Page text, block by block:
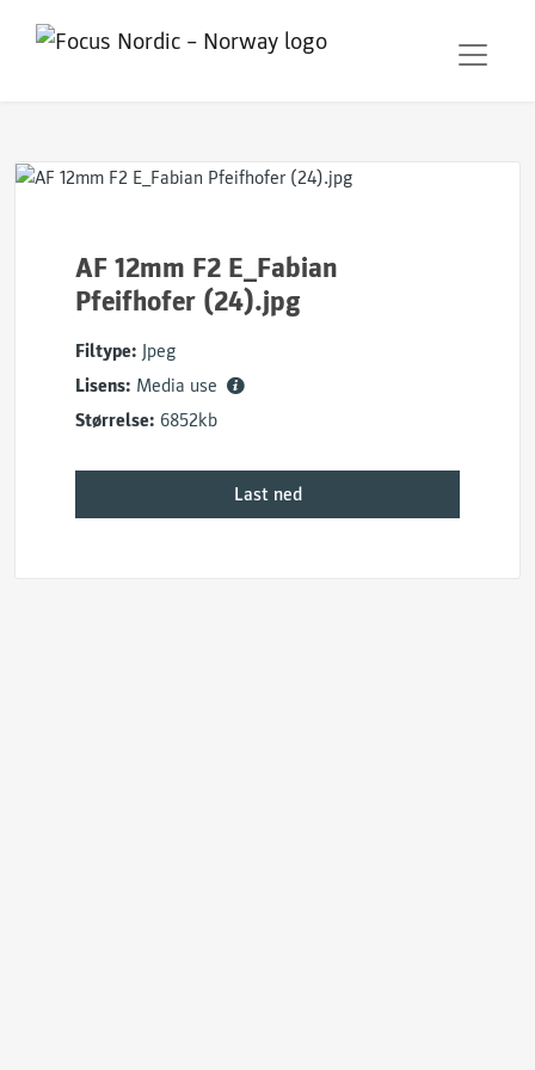
AF 12mm F2 E_Fabian
Pfeifhofer (24).jpg
Filtype: Jpeg
Lisens: Media use
Størrelse: 6852kb
Last ned